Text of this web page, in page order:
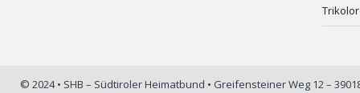
© 2024 • SHB – Südtiroler Heimatbund • Greifensteiner Weg 12 –